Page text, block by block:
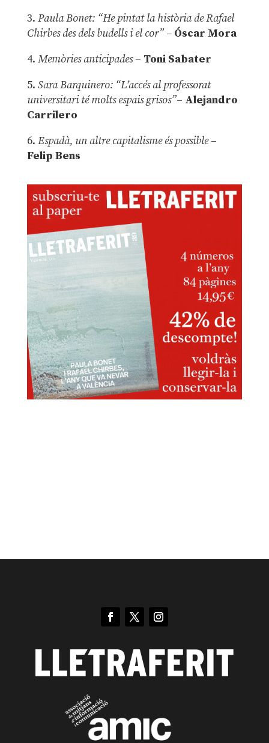
3. Paula Bonet: “He pintat la història de Rafael
Chirbes des dels budells i el cor” –Óscar Mora
4. Memòries anticipades– Toni Sabater
5. Sara Barquinero: “L’accés al professorat
universitari té molts espais grisos”– Alejandro
Carrilero
6. Espadà, un altre capitalisme és possible –
Felip Bens